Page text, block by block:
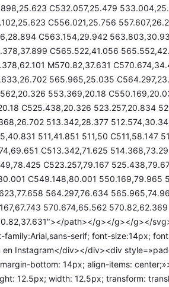
C532.057,25.479
C556.021,25.756
C563.154,29.942
C565.522,41.056
M570.82,37.631
565.965,25.035
553.369,20.18
C525.438,20.326 523.257,20.834
513.342,28.377
511,41.851 511,50 C511,58.147
C513.342,71.625
C523.257,79.167
C549.148,80.001 550.169,79.965
564.297,76.634
570.674,65.562
path></g></g></g></
serif; font-size:14px;
en Instagram</div></div><div
bottom: 14px; align-items:
12.5px; width: 12.5px; transform: